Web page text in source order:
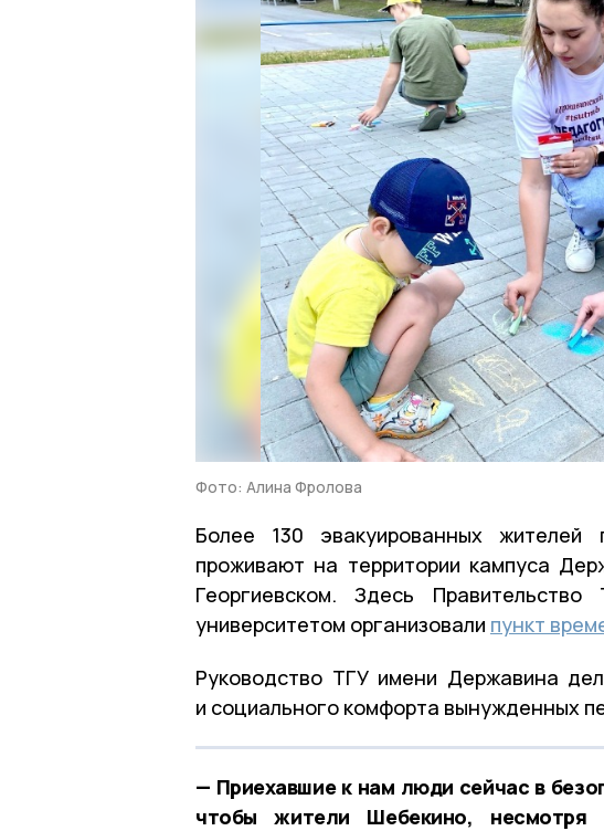
Фото: Алина Фролова
Более 130 эвакуированных
проживают на территории кампуса
Георгиевском. Здесь
университетом организовали пункт
Руководство ТГУ имени Державина
и социального комфорта вынужденных
— Приехавшие к нам люди сейчас в
чтобы жители Шебекино, несмотря